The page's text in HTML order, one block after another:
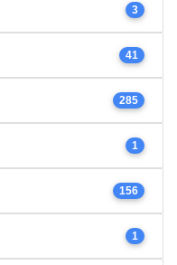
3
41
285
1
156
1